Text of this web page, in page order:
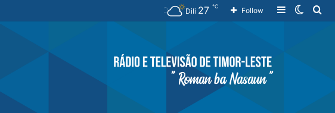
Switch
Sidebar
Follow
Dili 27 ℃